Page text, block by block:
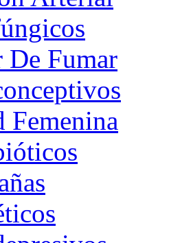
De Fumar
Femenina